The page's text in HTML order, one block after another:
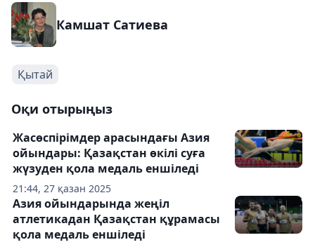
Камшат Сатиева
Қытай
Оқи отырыңыз
21:44, 27 қазан 2025
Жасөспірімдер арасындағы Азия
ойындары: Қазақстан өкілі суға
жүзуден қола медаль еншіледі
Азия ойындарында жеңіл
атлетикадан Қазақстан құрамасы
қола медаль еншіледі